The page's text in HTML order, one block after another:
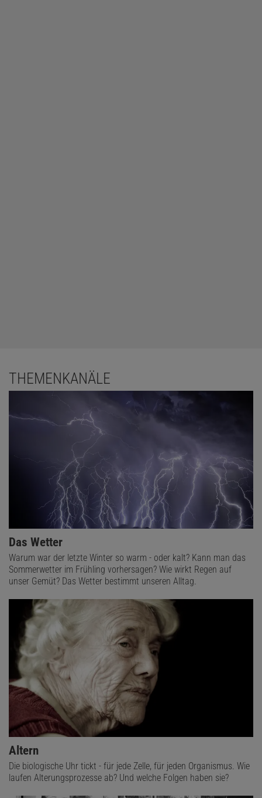
THEMENKANÄLE
Das Wetter
Warum war der letzte Winter so warm - oder kalt? Kann man das
Sommerwetter im Frühling vorhersagen? Wie wirkt Regen auf
unser Gemüt? Das Wetter bestimmt unseren Alltag.
Altern
Die biologische Uhr tickt - für jede Zelle, für jeden Organismus. Wie
laufen Alterungsprozesse ab? Und welche Folgen haben sie?